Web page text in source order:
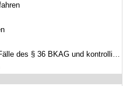
§ 36 BKAG und kontrollierte Transporte